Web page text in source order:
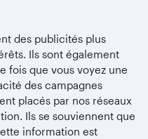
des publicités plus
Ils sont également
fois que vous voyez une
des campagnes
placés par nos réseaux
Ils se souviennent que
information est